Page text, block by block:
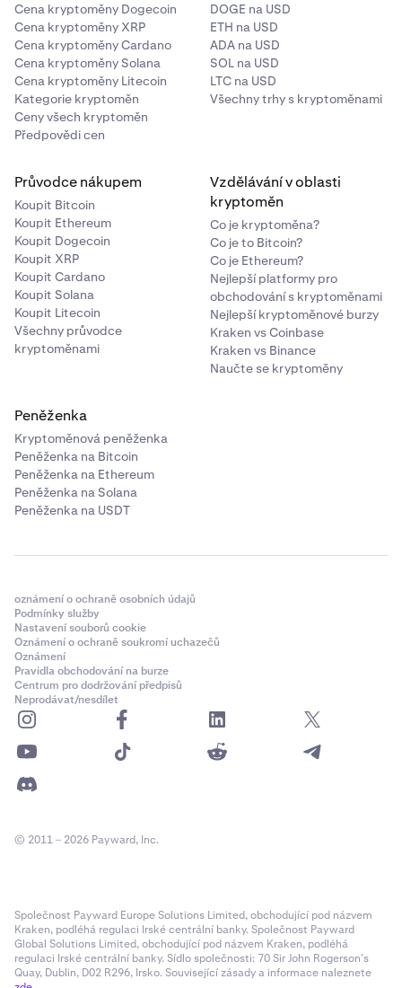
Cena kryptoměny Dogecoin
Cena kryptoměny XRP
Cena kryptoměny Cardano
Cena kryptoměny Solana
Cena kryptoměny Litecoin
Kategorie kryptoměn
Ceny všech kryptoměn
Předpovědi cen
DOGE na USD
ETH na USD
ADA na USD
SOL na USD
LTC na USD
Všechny trhy s kryptoměnami
Průvodce nákupem
Koupit Bitcoin
Koupit Ethereum
Koupit Dogecoin
Koupit XRP
Koupit Cardano
Koupit Solana
Koupit Litecoin
Všechny průvodce
kryptoměnami
Vzdělávání v oblasti
kryptoměn
Co je kryptoměna?
Co je to Bitcoin?
Co je Ethereum?
Nejlepší platformy pro
obchodování s kryptoměnami
Nejlepší kryptoměnové burzy
Kraken vs Coinbase
Kraken vs Binance
Naučte se kryptoměny
Peněženka
Kryptoměnová peněženka
Peněženka na Bitcoin
Peněženka na Ethereum
Peněženka na Solana
Peněženka na USDT
oznámení o ochraně osobních údajů
Podmínky služby
Nastavení souborů cookie
Oznámení o ochraně soukromí uchazečů
Oznámení
Pravidla obchodování na burze
Centrum pro dodržování předpisů
Neprodávat/nesdílet
© 2011 – 2026 Payward, Inc.
Společnost Payward Europe Solutions Limited, obchodující pod názvem
Kraken, podléhá regulaci Irské centrální banky. Společnost Payward
Global Solutions Limited, obchodující pod názvem Kraken, podléhá
regulaci Irské centrální banky. Sídlo společnosti: 70 Sir John Rogerson’s
Quay, Dublin, D02 R296, Irsko. Související zásady a informace naleznete